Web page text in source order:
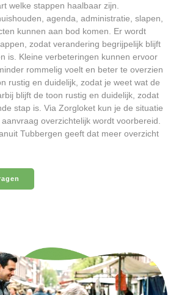
welke stappen haalbaar zijn.
agenda, administratie, slapen,
kunnen aan bod komen. Er wordt
zodat verandering begrijpelijk blijft
is. Kleine verbeteringen kunnen ervoor
rommelig voelt en beter te overzien
rustig en duidelijk, zodat je weet wat de
blijft de toon rustig en duidelijk, zodat
stap is. Via Zorgloket kun je de situatie
overzichtelijk wordt voorbereid.
Tubbergen geeft dat meer overzicht